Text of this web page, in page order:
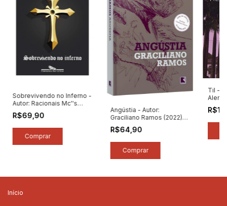
Sobrevivendo no Inferno -
Autor: Racionais Mc''s
(2024) [novo]
R$69,90
Angústia - Autor:
Graciliano Ramos (2022)
[novo]
R$64,90
Til -
Início